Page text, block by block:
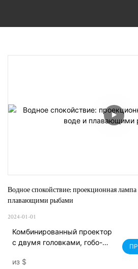
Водное спокойствие: проекционная лампа
плавающими рыбами
2024-01-01
Комбинированный проектор
с двумя головками, гобо-
из $